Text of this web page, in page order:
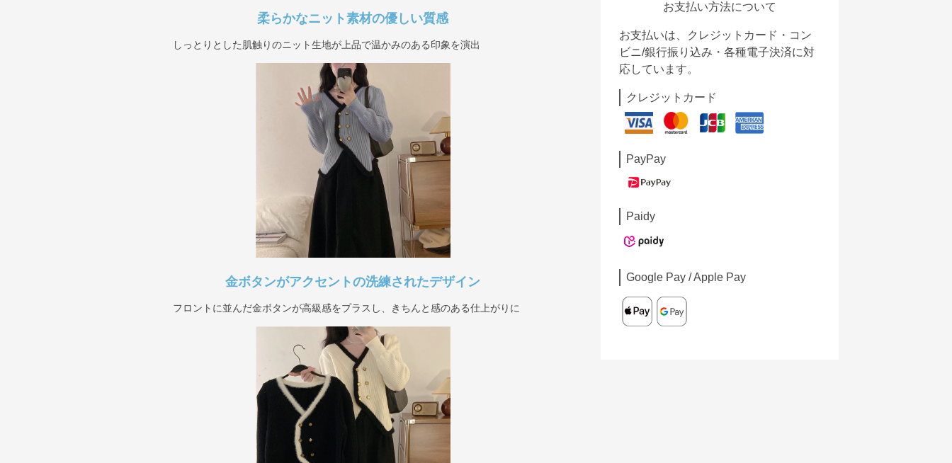
柔らかなニット素材の優しい質感
しっとりとした肌触りのニット生地が上品で温かみのある印象を演出
金ボタンがアクセントの洗練されたデザイン
フロントに並んだ金ボタンが高級感をプラスし、きちんと感のある仕上がりに
お支払い方法について
お支払いは、クレジットカード・コン
ビニ/銀行振り込み・各種電子決済に対
応しています。
クレジットカード
PayPay
Paidy
Google Pay / Apple Pay